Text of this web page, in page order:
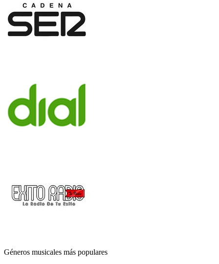
Géneros musicales más populares